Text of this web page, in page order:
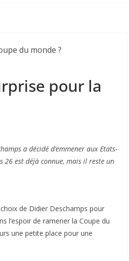
pour la
a décidé d’emmener aux Etats-
26 est déjà connue, mais il reste un
de Didier Deschamps pour
l’espoir de ramener la Coupe du
une petite place pour une